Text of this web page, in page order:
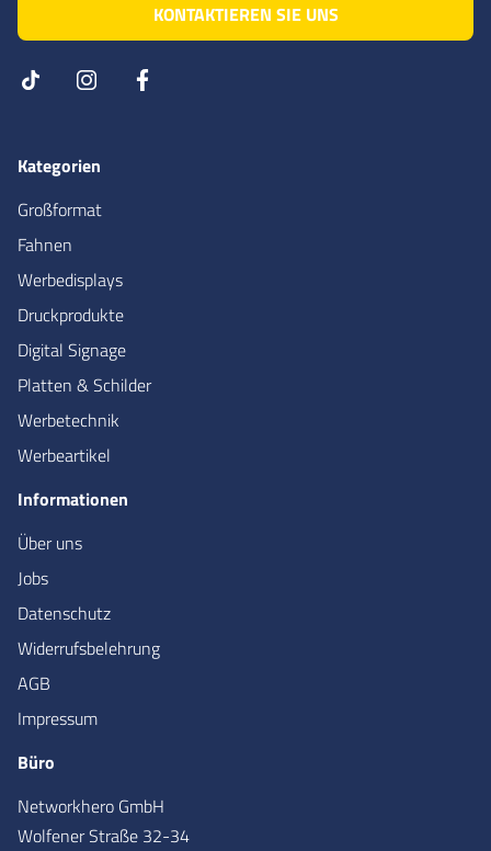
KONTAKTIEREN SIE UNS
Kategorien
Großformat
Fahnen
Werbedisplays
Druckprodukte
Digital Signage
Platten & Schilder
Werbetechnik
Werbeartikel
Informationen
Über uns
Jobs
Datenschutz
Widerrufsbelehrung
AGB
Impressum
Büro
Networkhero GmbH
Wolfener Straße 32-34